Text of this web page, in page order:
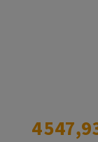
Prix régulier :
4